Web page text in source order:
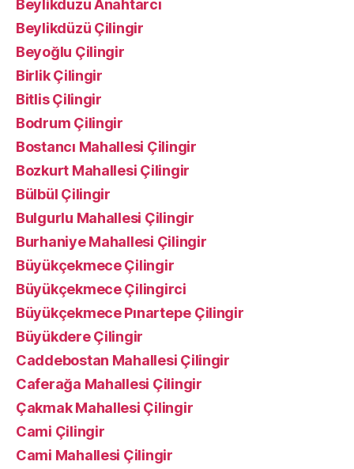
Beylikdüzü Anahtarcı
Beylikdüzü Çilingir
Beyoğlu Çilingir
Birlik Çilingir
Bitlis Çilingir
Bodrum Çilingir
Bostancı Mahallesi Çilingir
Bozkurt Mahallesi Çilingir
Bülbül Çilingir
Bulgurlu Mahallesi Çilingir
Burhaniye Mahallesi Çilingir
Büyükçekmece Çilingir
Büyükçekmece Çilingirci
Büyükçekmece Pınartepe Çilingir
Büyükdere Çilingir
Caddebostan Mahallesi Çilingir
Caferağa Mahallesi Çilingir
Çakmak Mahallesi Çilingir
Cami Çilingir
Cami Mahallesi Çilingir